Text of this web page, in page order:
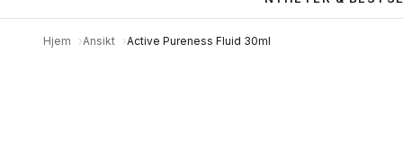
Hjem Ansikt Active Pureness Fluid 30ml